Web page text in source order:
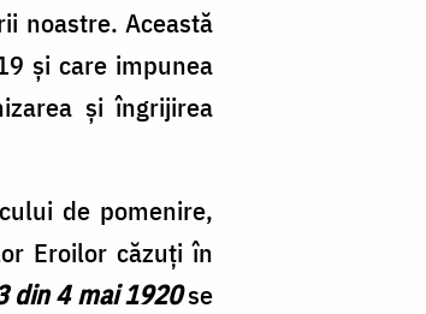
noastre. Această
și care impunea
și îngrijirea
de pomenire,
Eroilor căzuți în
din 4 mai 1920se